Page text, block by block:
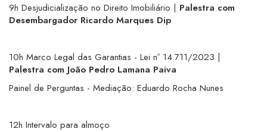
9h Desjudicialização no Direito Imobiliário | Palestra com
Desembargador Ricardo Marques Dip
10h Marco Legal das Garantias - Lei nº 14.711/2023 |
Palestra com João Pedro Lamana Paiva
Painel de Perguntas - Mediação: Eduardo Rocha Nunes
12h Intervalo para almoço